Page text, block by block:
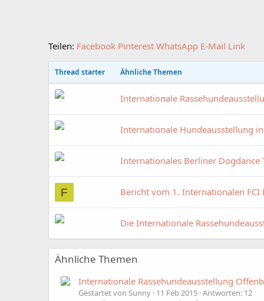
Teilen: Facebook Pinterest WhatsApp E-Mail Link
Thread starter Ähnliche Themen
Internationale
Internationale Hundeausstellung
Internationales Berliner Dogdance
F Bericht vom 1. Internationalen
Die Internationale
Ähnliche Themen
Internationale Rassehundeausstellung
Gestartet von Sunny 11 Feb 2015 Antworten: 12